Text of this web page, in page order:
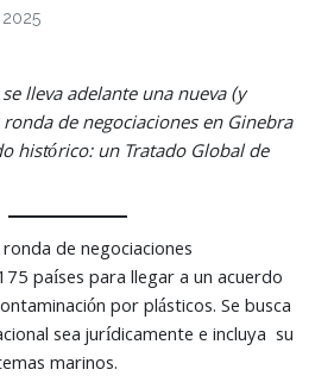
lleva adelante una nueva (y
de negociaciones en Ginebra
histórico: un Tratado Global de
de negociaciones
países para llegar a un acuerdo
por plásticos. Se busca
sea jurídicamente e incluya su
marinos.